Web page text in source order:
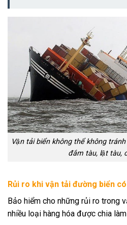
Vận tải biển không thể không
đắm tàu, lật tàu,
Rủi ro khi vận tải đường biển
Bảo hiểm cho những rủi ro trong
nhiều loại hàng hóa được chia